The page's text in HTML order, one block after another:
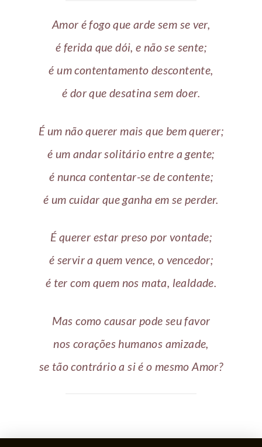
Amor é fogo que arde sem se ver,
é ferida que dói, e não se sente;
é um contentamento descontente,
é dor que desatina sem doer.
É um não querer mais que bem querer;
é um andar solitário entre a gente;
é nunca contentar-se de contente;
é um cuidar que ganha em se perder.
É querer estar preso por vontade;
é servir a quem vence, o vencedor;
é ter com quem nos mata, lealdade.
Mas como causar pode seu favor
nos corações humanos amizade,
se tão contrário a si é o mesmo Amor?